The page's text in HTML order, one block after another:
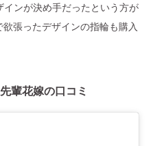
ンが決め手だったという方が
張ったデザインの指輪も購入
輩花嫁の口コミ